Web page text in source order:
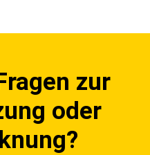
zur
oder